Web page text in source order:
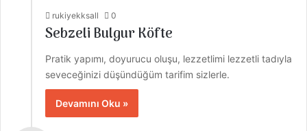
rukiyekksall 0
Sebzeli Bulgur Köfte
Pratik yapımı, doyurucu oluşu, lezzetlimi lezzetli tadıyla
seveceğinizi düşündüğüm tarifim sizlerle.
Devamını Oku »